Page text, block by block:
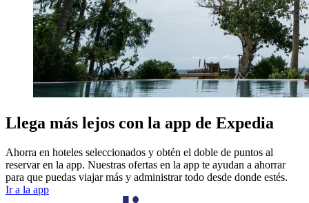
Llega más lejos con la app de Expedia
Ahorra en hoteles seleccionados y obtén el doble de puntos al
reservar en la app. Nuestras ofertas en la app te ayudan a ahorrar
para que puedas viajar más y administrar todo desde donde estés.
Ir a la app